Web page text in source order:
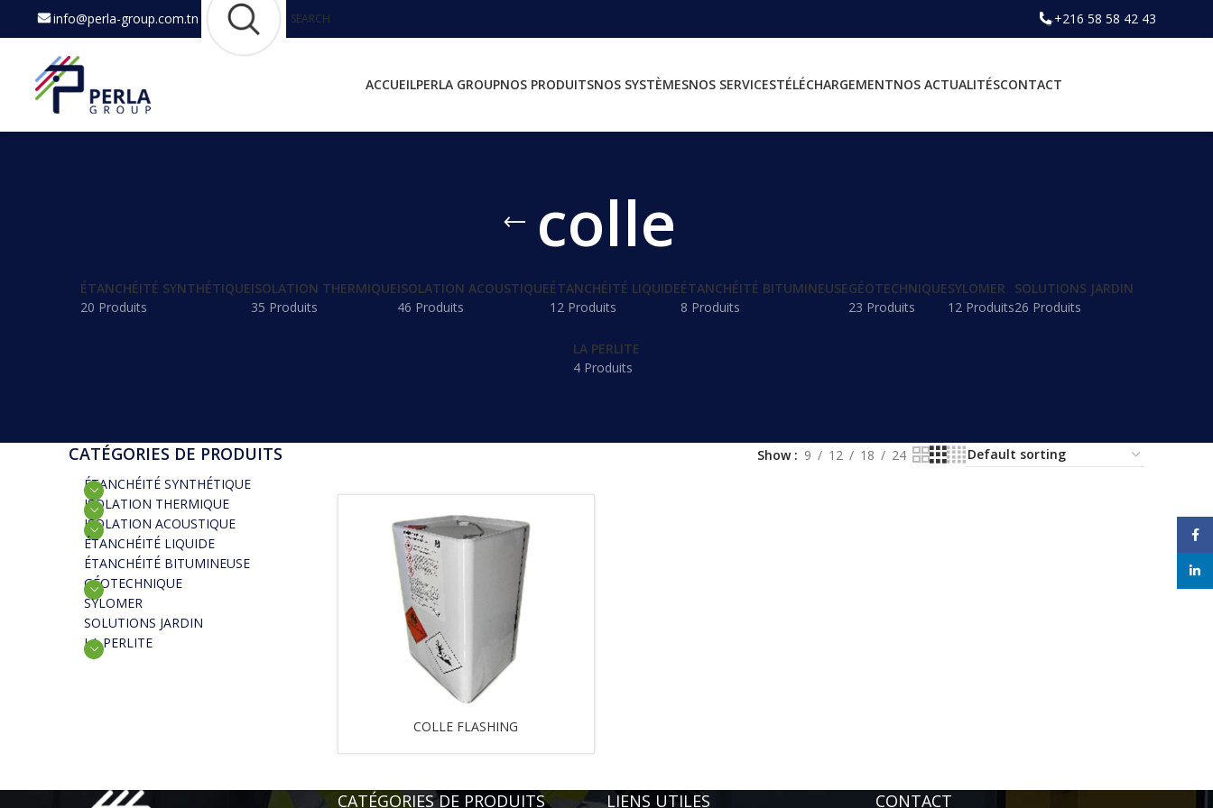
info@perla-group.com.tn SEARCH +216 58 58 42 43
ACCUEILPERLA GROUPNOS PRODUITSNOS SYSTÈMESNOS SERVICESTÉLÉCHARGEMENTNOS ACTUALITÉSCONTACT
colle
ÉTANCHÉITÉ SYNTHÉTIQUE
20 Produits
ISOLATION THERMIQUE
35 Produits
ISOLATION ACOUSTIQUE
46 Produits
ÉTANCHÉITÉ LIQUIDE
12 Produits
ÉTANCHÉITÉ BITUMINEUSE
8 Produits
GÉOTECHNIQUE
23 Produits
SYLOMER
12 Produits
SOLUTIONS JARDIN
26 Produits
LA PERLITE
4 Produits
CATÉGORIES DE PRODUITS
ÉTANCHÉITÉ SYNTHÉTIQUE
ISOLATION THERMIQUE
ISOLATION ACOUSTIQUE
ÉTANCHÉITÉ LIQUIDE
ÉTANCHÉITÉ BITUMINEUSE
GÉOTECHNIQUE
SYLOMER
SOLUTIONS JARDIN
LA PERLITE
Show 9 12 18 24
COLLE FLASHING
CATÉGORIES DE PRODUITS LIENS UTILES CONTACT